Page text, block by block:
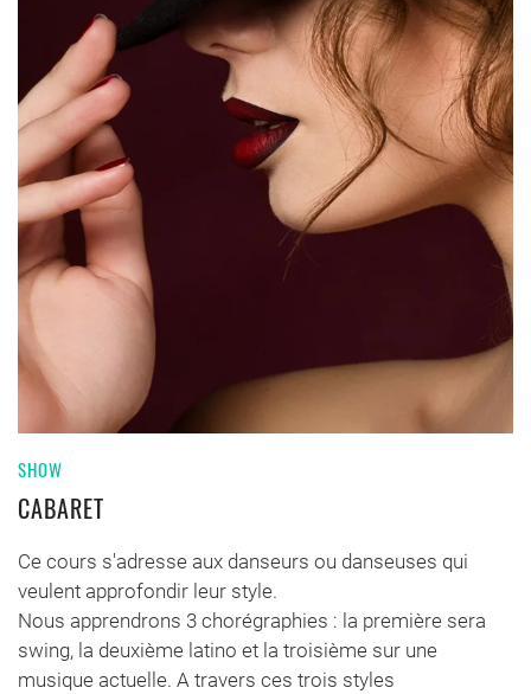
SHOW
CABARET
Ce cours s'adresse aux danseurs ou danseuses qui
veulent approfondir leur style.
Nous apprendrons 3 chorégraphies : la première sera
swing, la deuxième latino et la troisième sur une
musique actuelle. A travers ces trois styles